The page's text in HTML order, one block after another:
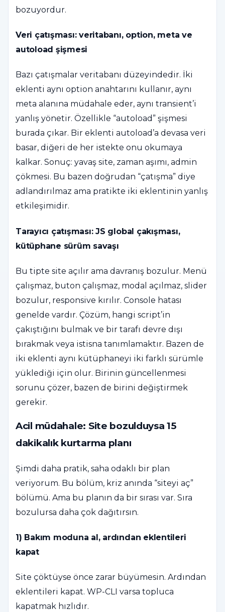
bozuyordur.
Veri çatışması: veritabanı, option, meta ve
autoload şişmesi
Bazı çatışmalar veritabanı düzeyindedir. İki
eklenti aynı option anahtarını kullanır, aynı
meta alanına müdahale eder, aynı transient’i
yanlış yönetir. Özellikle “autoload” şişmesi
burada çıkar. Bir eklenti autoload’a devasa veri
basar, diğeri de her istekte onu okumaya
kalkar. Sonuç: yavaş site, zaman aşımı, admin
çökmesi. Bu bazen doğrudan “çatışma” diye
adlandırılmaz ama pratikte iki eklentinin yanlış
etkileşimidir.
Tarayıcı çatışması: JS global çakışması,
kütüphane sürüm savaşı
Bu tipte site açılır ama davranış bozulur. Menü
çalışmaz, buton çalışmaz, modal açılmaz, slider
bozulur, responsive kırılır. Console hatası
genelde vardır. Çözüm, hangi script’in
çakıştığını bulmak ve bir tarafı devre dışı
bırakmak veya istisna tanımlamaktır. Bazen de
iki eklenti aynı kütüphaneyi iki farklı sürümle
yüklediği için olur. Birinin güncellenmesi
sorunu çözer, bazen de birini değiştirmek
gerekir.
Acil müdahale: Site bozulduysa 15
dakikalık kurtarma planı
Şimdi daha pratik, saha odaklı bir plan
veriyorum. Bu bölüm, kriz anında “siteyi aç”
bölümü. Ama bu planın da bir sırası var. Sıra
bozulursa daha çok dağıtırsın.
1) Bakım moduna al, ardından eklentileri
kapat
Site çöktüyse önce zarar büyümesin. Ardından
eklentileri kapat. WP-CLI varsa topluca
kapatmak hızlıdır.